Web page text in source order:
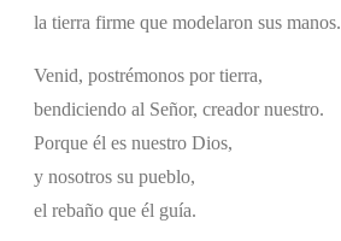
la tierra firme que modelaron sus manos.
Venid, postrémonos por tierra,
bendiciendo al Señor, creador nuestro.
Porque él es nuestro Dios,
y nosotros su pueblo,
el rebaño que él guía.